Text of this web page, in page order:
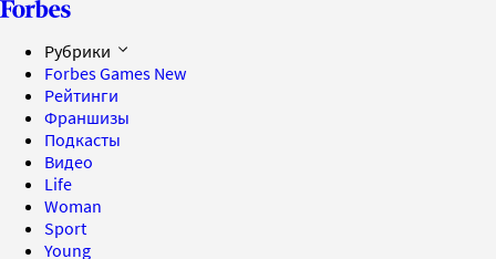
Рубрики
Forbes Games New
Рейтинги
Франшизы
Подкасты
Видео
Life
Woman
Sport
Young